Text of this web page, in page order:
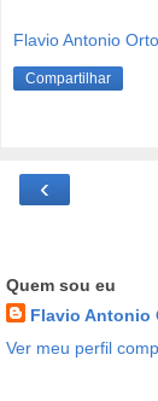
Flavio Antonio
Compartilhar
‹
Quem sou eu
Flavio Antonio
Ver meu perfil